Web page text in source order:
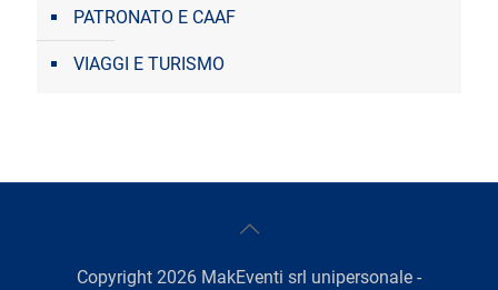
PATRONATO E CAAF
VIAGGI E TURISMO
Copyright 2026 MakEventi srl unipersonale -